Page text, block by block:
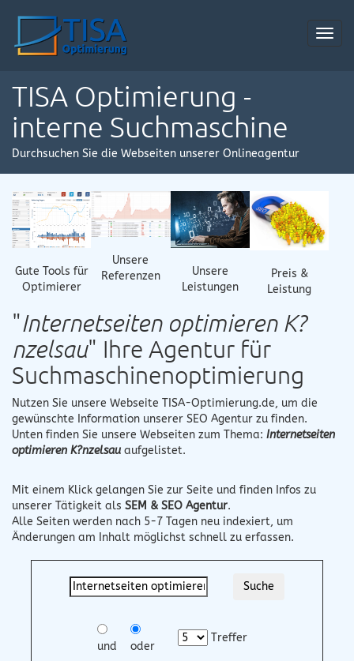
TISA Optimierung -
interne Suchmaschine
Durchsuchen Sie die Webseiten unserer Onlineagentur
Gute Tools für
Optimierer
Unsere
Referenzen
Unsere
Leistungen
Preis &
Leistung
"Internetseiten optimieren K?
nzelsau" Ihre Agentur für
Suchmaschinenoptimierung
Nutzen Sie unsere Webseite TISA-Optimierung.de, um die
gewünschte Information unserer SEO Agentur zu finden.
Unten finden Sie unsere Webseiten zum Thema: Internetseiten
optimieren K?nzelsau aufgelistet.
Mit einem Klick gelangen Sie zur Seite und finden Infos zu
unserer Tätigkeit als SEM & SEO Agentur.
Alle Seiten werden nach 5-7 Tagen neu indexiert, um
Änderungen am Inhalt möglichst schnell zu erfassen.
und oder
Treffer